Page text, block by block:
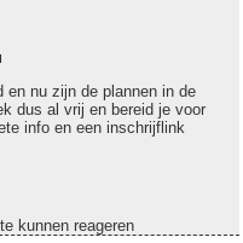
nu zijn de plannen in de
dus al vrij en bereid je voor
info en een inschrijflink
kunnen reageren